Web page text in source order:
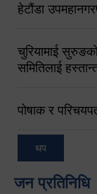
हेटौंडा
चुरियामाई
समितिलाई
पोषाक र
थप
जन प्रतिनिधि